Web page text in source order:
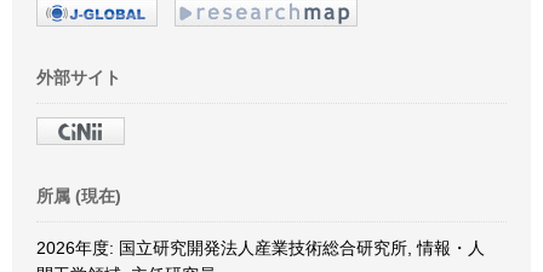
外部サイト
所属 (現在)
2026年度: 国立研究開発法人産業技術総合研究所, 情報・人